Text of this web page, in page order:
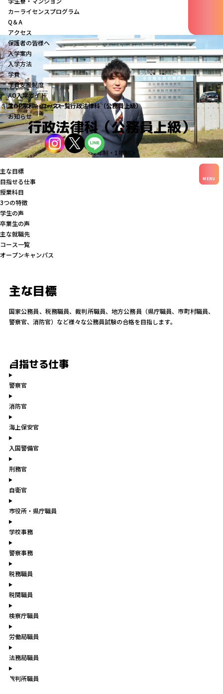
カーライセンスプログラム
Q＆A
アクセス
保護者の皆様へ
入学案内
入学方法
学費
学費支援制度
AO入学ガイド
オープンキャンパス
お知らせ
TOP学科・コース一覧行政法律科（公務員上級）
行政法律科（公務員上級）
＜2年制・1年制＞
MENU
主な目標
目指せる仕事
授業科目
3つの特徴
学生の声
卒業生の声
主な就職先
コース一覧
オープンキャンパス
主な目標
国家公務員、税務職員、裁判所職員、地方公務員（県庁職員、市町村職員、
警察官、消防官）など様々な公務員試験の合格を目指します。
目指せる仕事
警察官
消防官
海上保安官
入国警備官
刑務官
自衛官
市役所・県庁職員
学校事務
警察事務
税務職員
税関職員
検察庁職員
労働局職員
法務局職員
裁判所職員